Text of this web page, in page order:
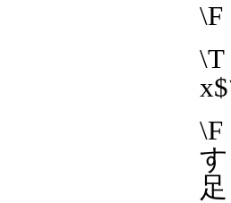
\F
\T
\F